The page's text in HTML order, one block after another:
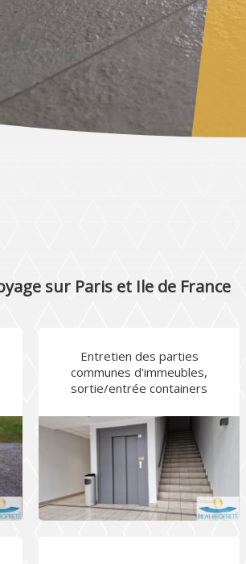
sur Paris et Ile de France
Entretien des parties
communes d'immeubles,
sortie/entrée containers